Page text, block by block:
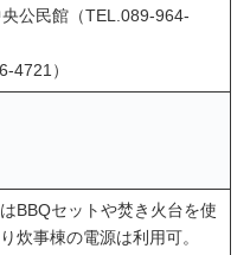
公民館（TEL.089-964-
4721）
BBQセットや焚き火台を使
炊事棟の電源は利用可。